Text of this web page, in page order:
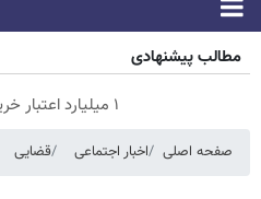
مطالب پیشنهادی
۱ میلیارد اعتبار خرید طلا | بدون ضامن و چک
صفحه اصلی اخبار اجتماعی قضایی